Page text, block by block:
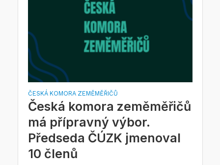
ČESKÁ KOMORA ZEMĚMĚŘIČŮ
Česká komora zeměměřičů
má přípravný výbor.
Předseda ČÚZK jmenoval
10 členů